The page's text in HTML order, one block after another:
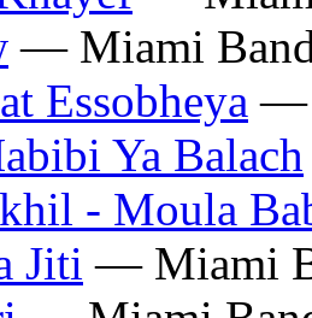
— Miami
Essobheya —
Ya Balach
- Moula
Jiti — Miami